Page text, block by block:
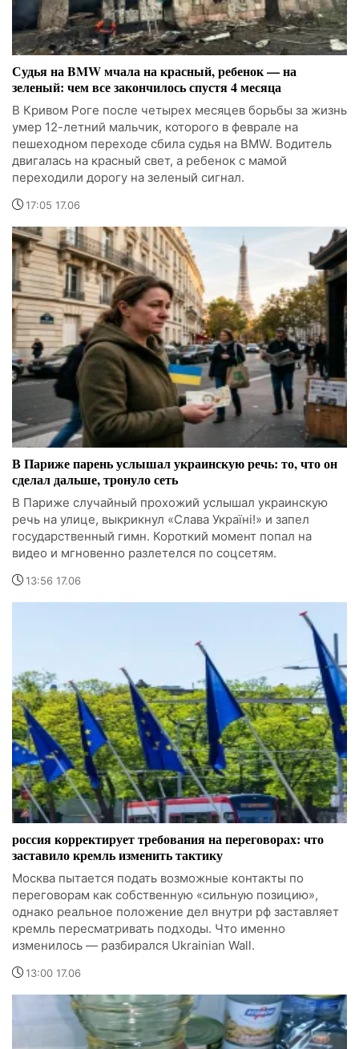
Судья на BMW мчала на красный, ребенок — на
зеленый: чем все закончилось спустя 4 месяца
В Кривом Роге после четырех месяцев борьбы за жизнь
умер 12-летний мальчик, которого в феврале на
пешеходном переходе сбила судья на BMW. Водитель
двигалась на красный свет, а ребенок с мамой
переходили дорогу на зеленый сигнал.
17:05 17.06
В Париже парень услышал украинскую речь: то, что он
сделал дальше, тронуло сеть
В Париже случайный прохожий услышал украинскую
речь на улице, выкрикнул «Слава Україні!» и запел
государственный гимн. Короткий момент попал на
видео и мгновенно разлетелся по соцсетям.
13:56 17.06
россия корректирует требования на переговорах: что
заставило кремль изменить тактику
Москва пытается подать возможные контакты по
переговорам как собственную «сильную позицию»,
однако реальное положение дел внутри рф заставляет
кремль пересматривать подходы. Что именно
изменилось — разбирался Ukrainian Wall.
13:00 17.06